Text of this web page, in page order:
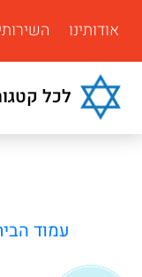
אודותינו
לכל
עמוד